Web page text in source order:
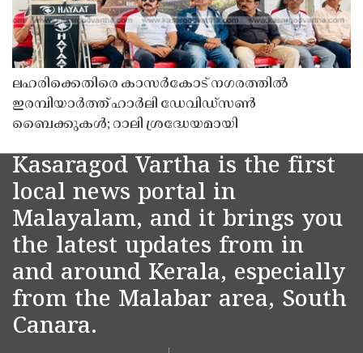
ലഹരിക്കെതിരെ കാസർകോട് നഗരത്തിൽ
ഇരമ്പിയാർത്ത് ഹാർലി ഡേവിഡ്‌സൺ
ബൈക്കുകൾ; റാലി ശ്രദ്ധേയമായി
Kasaragod Vartha is the first
local news portal in
Malayalam, and it brings you
the latest updates from in
and around Kerala, especially
from the Malabar area, South
Canara.